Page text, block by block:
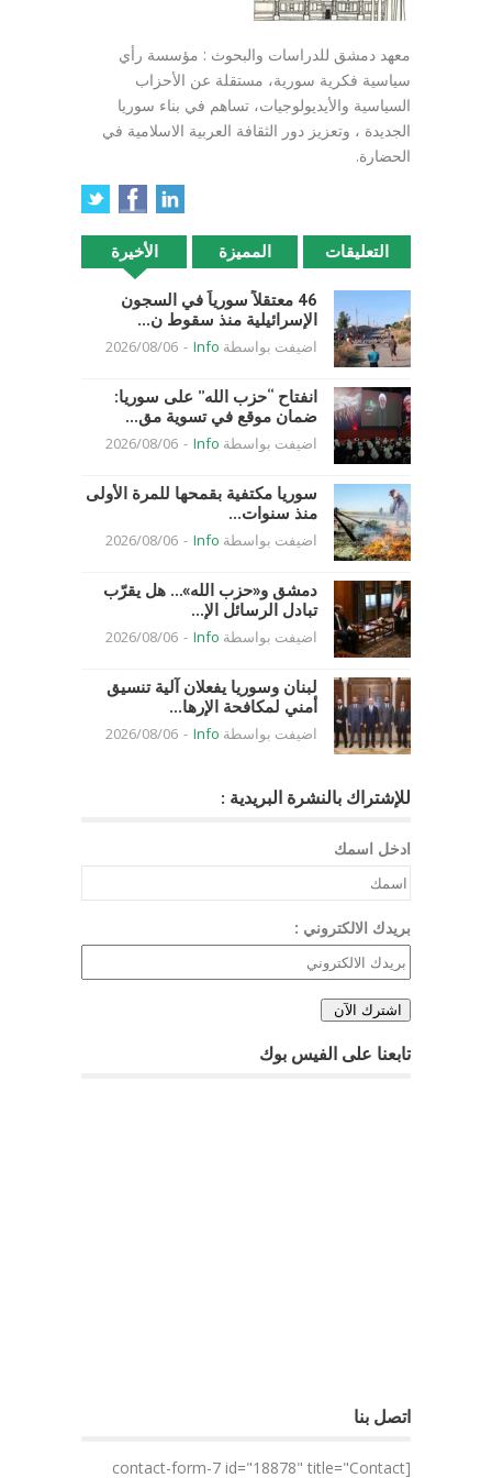
معهد دمشق للدراسات والبحوث : مؤسسة رأي
سياسية فكرية سورية، مستقلة عن الأحزاب
السياسية والأيديولوجيات، تساهم في بناء سوريا
الجديدة ، وتعزيز دور الثقافة العربية الاسلامية في
الحضارة.
الأخيرة المميزة التعليقات
46 معتقلاً سورياً في السجون
الإسرائيلية منذ سقوط ن...
اضيفت بواسطة Info
-
2026/08/06
انفتاح “حزب الله” على سوريا:
ضمان موقع في تسوية مق...
اضيفت بواسطة Info
-
2026/08/06
سوريا مكتفية بقمحها للمرة الأولى
منذ سنوات...
اضيفت بواسطة Info
-
2026/08/06
دمشق و«حزب الله»… هل يقرّب
تبادل الرسائل الإ...
اضيفت بواسطة Info
-
2026/08/06
لبنان وسوريا يفعلان آلية تنسيق
أمني لمكافحة الإرها...
اضيفت بواسطة Info
-
2026/08/06
للإشتراك بالنشرة البريدية :
ادخل اسمك
بريدك الالكتروني :
تابعنا على الفيس بوك
اتصل بنا
[contact-form-7 id="18878" title="Contact